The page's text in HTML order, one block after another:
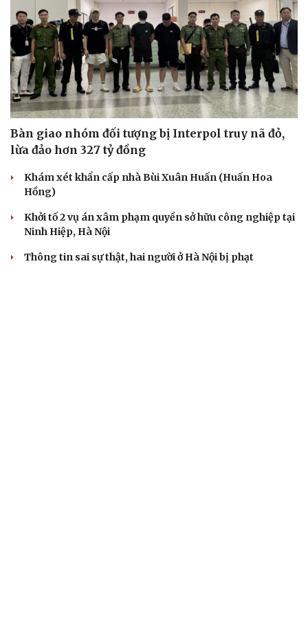
Bàn giao nhóm đối tượng bị Interpol truy nã đỏ,
lừa đảo hơn 327 tỷ đồng
Khám xét khẩn cấp nhà Bùi Xuân Huấn (Huấn Hoa
Hồng)
Khởi tố 2 vụ án xâm phạm quyền sở hữu công nghiệp tại
Ninh Hiệp, Hà Nội
Thông tin sai sự thật, hai người ở Hà Nội bị phạt